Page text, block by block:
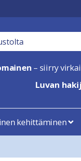
– siirry
Luvan
kehittäminen